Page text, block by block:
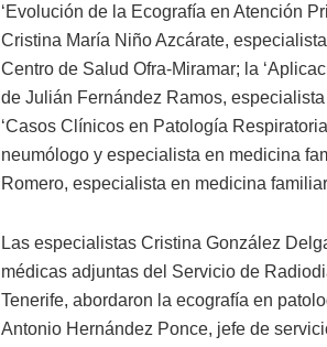
‘Evolución de la Ecografía en Atención
Cristina María Niño Azcárate,
Centro de Salud Ofra-Miramar; la
de Julián Fernández Ramos,
‘Casos Clínicos en Patología
neumólogo y especialista en medicina
Romero, especialista en medicina
Las especialistas Cristina González
médicas adjuntas del Servicio de
Tenerife, abordaron la ecografía en
Antonio Hernández Ponce, jefe de